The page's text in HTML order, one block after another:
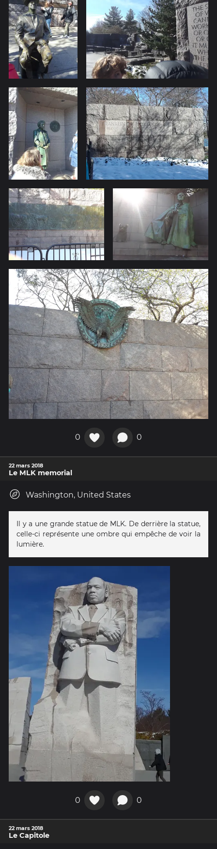
0 0
22 mars 2018
Le MLK memorial
Washington, United States
Il y a une grande statue de MLK. De derrière la statue,
celle-ci représente une ombre qui empêche de voir la
lumière.
0 0
22 mars 2018
Le Capitole